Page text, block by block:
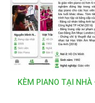
KÈM PIANO TẠI NHÀ